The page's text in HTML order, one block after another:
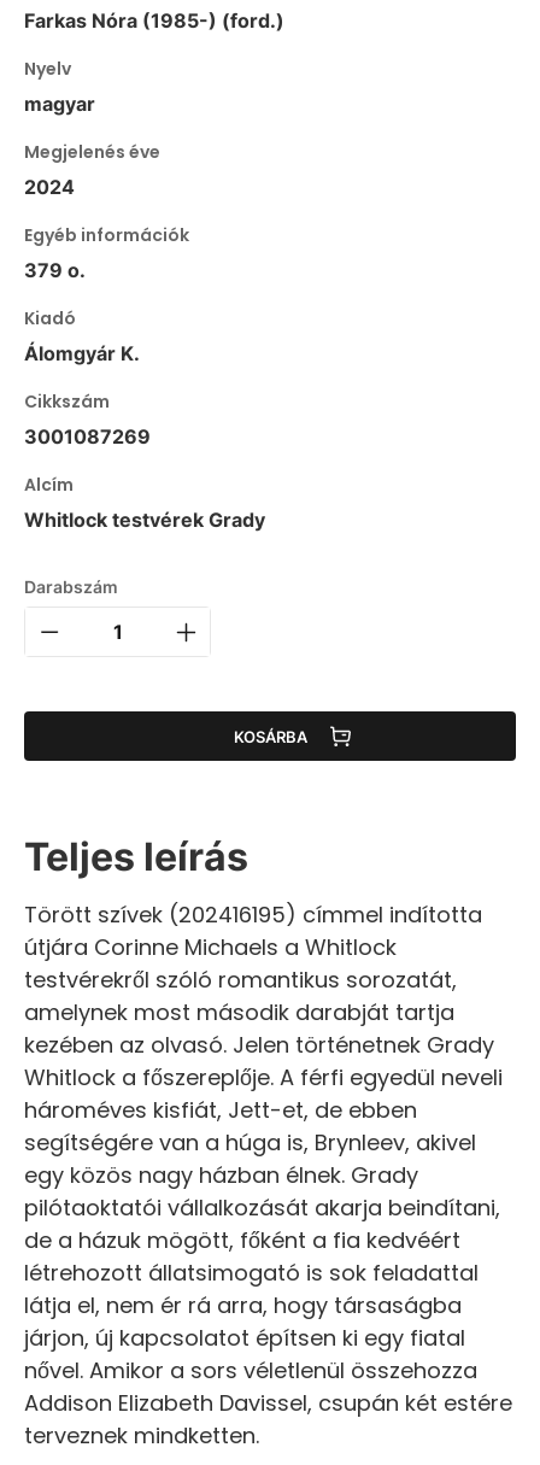
Farkas Nóra (1985-) (ford.)
Nyelv
magyar
Megjelenés éve
2024
Egyéb információk
379 o.
Kiadó
Álomgyár K.
Cikkszám
3001087269
Alcím
Whitlock testvérek Grady
Darabszám
KOSÁRBA
Teljes leírás
Törött szívek (202416195) címmel indította
útjára Corinne Michaels a Whitlock
testvérekről szóló romantikus sorozatát,
amelynek most második darabját tartja
kezében az olvasó. Jelen történetnek Grady
Whitlock a főszereplője. A férfi egyedül neveli
hároméves kisfiát, Jett-et, de ebben
segítségére van a húga is, Brynleev, akivel
egy közös nagy házban élnek. Grady
pilótaoktatói vállalkozását akarja beindítani,
de a házuk mögött, főként a fia kedvéért
létrehozott állatsimogató is sok feladattal
látja el, nem ér rá arra, hogy társaságba
járjon, új kapcsolatot építsen ki egy fiatal
nővel. Amikor a sors véletlenül összehozza
Addison Elizabeth Davissel, csupán két estére
terveznek mindketten.